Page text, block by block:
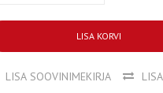
LISA KORVI
LISA SOOVINIMEKIRJA